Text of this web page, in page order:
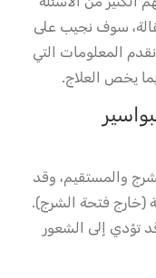
سوف نجيب على
المعلومات التي
يخص العلاج.
والمستقيم، وقد
(خارج فتحة الشرج).
تؤدي إلى الشعور